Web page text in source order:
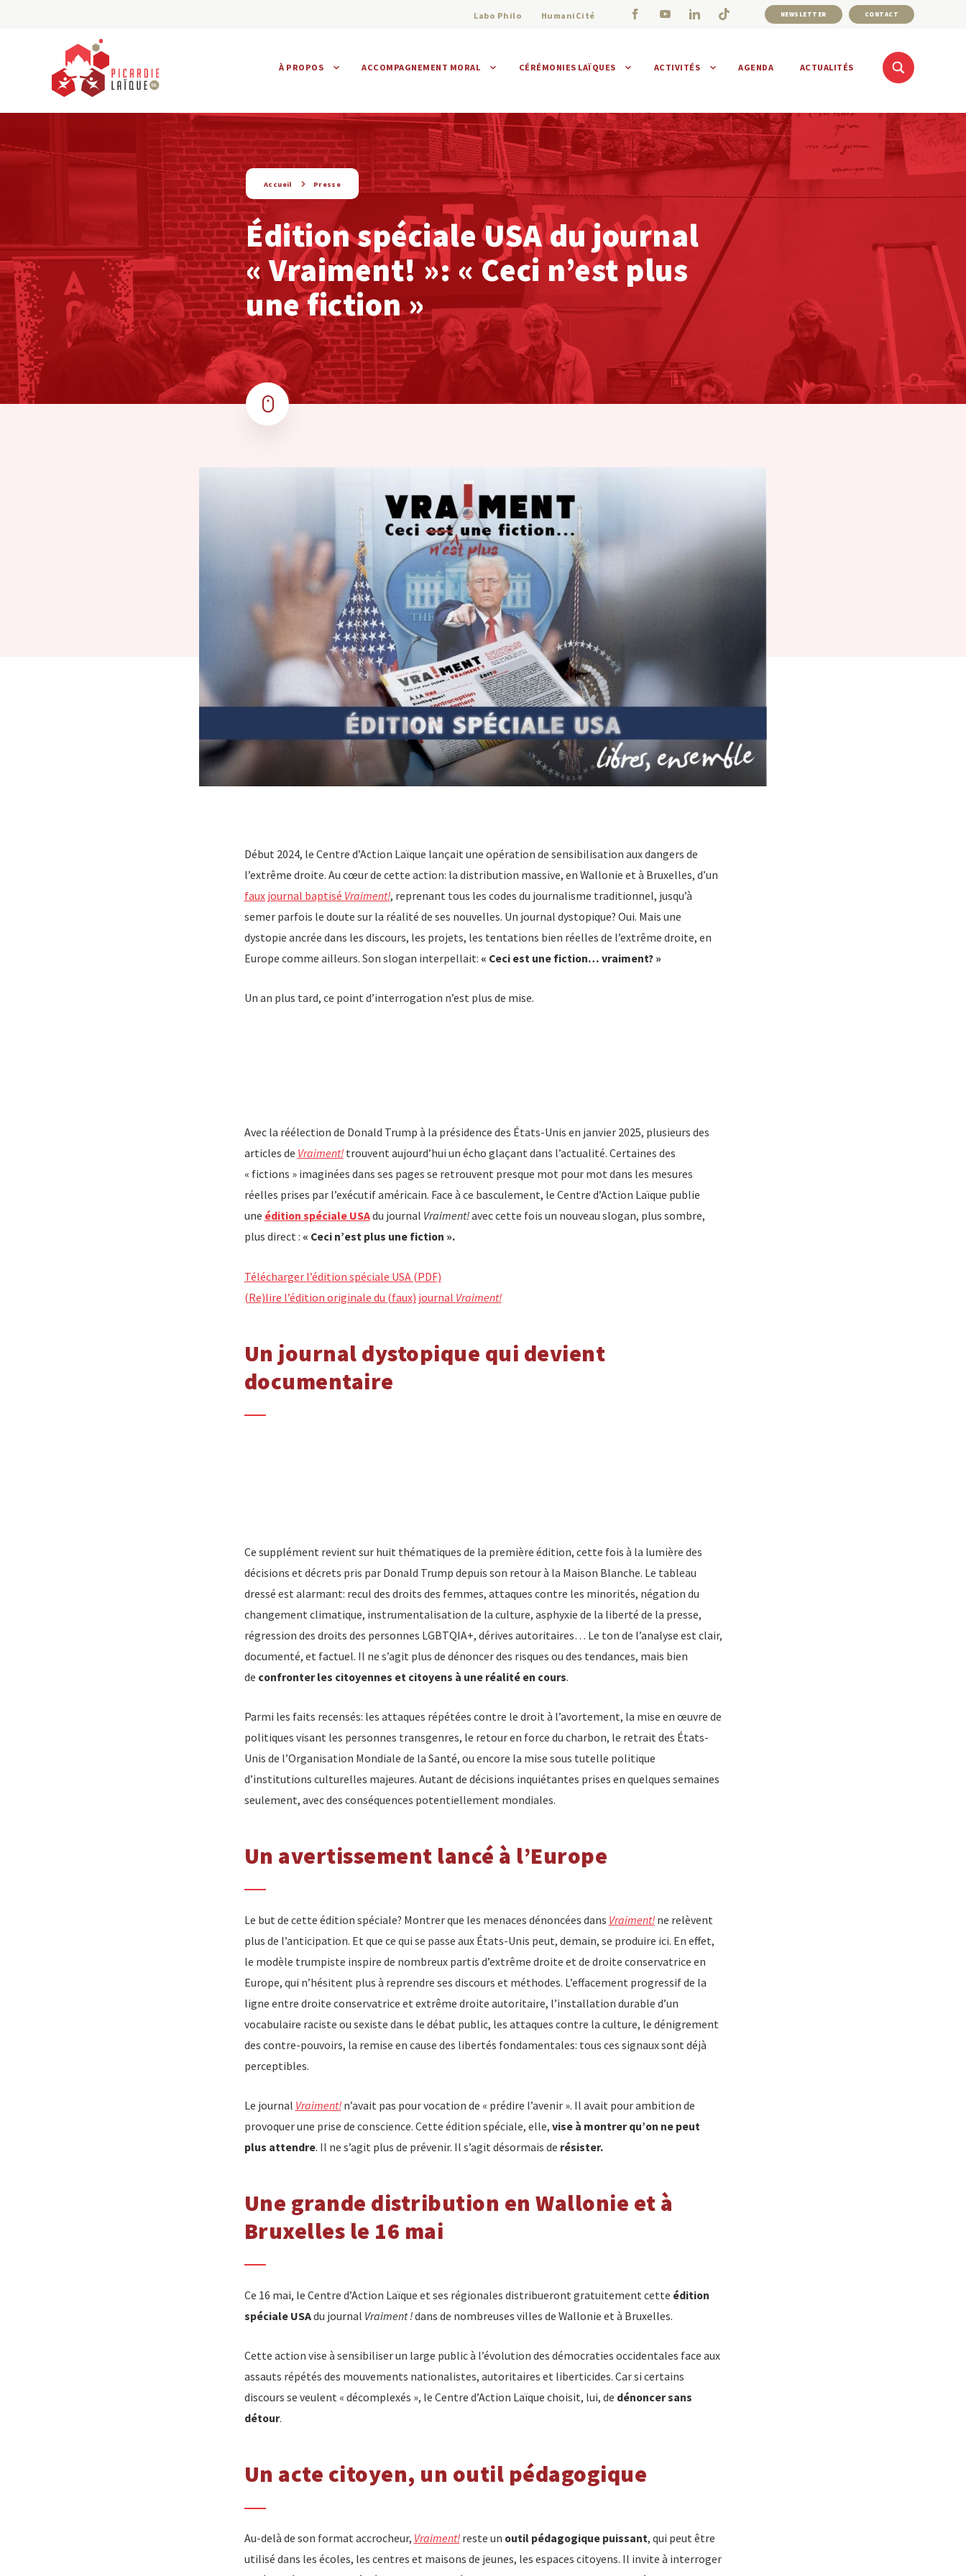
Labo Philo HumaniCité NEWSLETTER CONTACT
À PROPOS ACCOMPAGNEMENT MORAL
Assistance morale Individuelle
Collective
CÉRÉMONIES LAÏQUES ACTIVITÉS AGENDA ACTUALITÉS
Accueil Presse
Édition spéciale USA du journal
« Vraiment! »: « Ceci n’est plus
une fiction »
Début 2024, le Centre d’Action Laïque lançait une opération de sensibilisation aux dangers de
l’extrême droite. Au cœur de cette action: la distribution massive, en Wallonie et à Bruxelles, d’un
faux journal baptisé Vraiment!, reprenant tous les codes du journalisme traditionnel, jusqu’à
semer parfois le doute sur la réalité de ses nouvelles. Un journal dystopique? Oui. Mais une
dystopie ancrée dans les discours, les projets, les tentations bien réelles de l’extrême droite, en
Europe comme ailleurs. Son slogan interpellait: « Ceci est une fiction… vraiment? »
Un an plus tard, ce point d’interrogation n’est plus de mise.
Avec la réélection de Donald Trump à la présidence des États-Unis en janvier 2025, plusieurs des
articles de Vraiment!trouvent aujourd’hui un écho glaçant dans l’actualité. Certaines des
« fictions » imaginées dans ses pages se retrouvent presque mot pour mot dans les mesures
réelles prises par l’exécutif américain. Face à ce basculement, le Centre d’Action Laïque publie
une édition spéciale USAdu journal Vraiment!avec cette fois un nouveau slogan, plus sombre,
plus direct : « Ceci n’est plus une fiction ».
Télécharger l’édition spéciale USA (PDF)
(Re)lire l’édition originale du (faux) journal Vraiment!
Un journal dystopique qui devient
documentaire
Ce supplément revient sur huit thématiques de la première édition, cette fois à la lumière des
décisions et décrets pris par Donald Trump depuis son retour à la Maison Blanche. Le tableau
dressé est alarmant: recul des droits des femmes, attaques contre les minorités, négation du
changement climatique, instrumentalisation de la culture, asphyxie de la liberté de la presse,
régression des droits des personnes LGBTQIA+, dérives autoritaires… Le ton de l’analyse est clair,
documenté, et factuel. Il ne s’agit plus de dénoncer des risques ou des tendances, mais bien
de confronter les citoyennes et citoyens à une réalité en cours.
Parmi les faits recensés: les attaques répétées contre le droit à l’avortement, la mise en œuvre de
politiques visant les personnes transgenres, le retour en force du charbon, le retrait des États-
Unis de l’Organisation Mondiale de la Santé, ou encore la mise sous tutelle politique
d’institutions culturelles majeures. Autant de décisions inquiétantes prises en quelques semaines
seulement, avec des conséquences potentiellement mondiales.
Un avertissement lancé à l’Europe
Le but de cette édition spéciale? Montrer que les menaces dénoncées dans Vraiment!ne relèvent
plus de l’anticipation. Et que ce qui se passe aux États-Unis peut, demain, se produire ici. En effet,
le modèle trumpiste inspire de nombreux partis d’extrême droite et de droite conservatrice en
Europe, qui n’hésitent plus à reprendre ses discours et méthodes. L’effacement progressif de la
ligne entre droite conservatrice et extrême droite autoritaire, l’installation durable d’un
vocabulaire raciste ou sexiste dans le débat public, les attaques contre la culture, le dénigrement
des contre-pouvoirs, la remise en cause des libertés fondamentales: tous ces signaux sont déjà
perceptibles.
Le journal Vraiment!n’avait pas pour vocation de « prédire l’avenir ». Il avait pour ambition de
provoquer une prise de conscience. Cette édition spéciale, elle, vise à montrer qu’on ne peut
plus attendre. Il ne s’agit plus de prévenir. Il s’agit désormais de résister.
Une grande distribution en Wallonie et à
Bruxelles le 16 mai
Ce 16 mai, le Centre d’Action Laïque et ses régionales distribueront gratuitement cette édition
spéciale USAdu journal Vraiment !dans de nombreuses villes de Wallonie et à Bruxelles.
Cette action vise à sensibiliser un large public à l’évolution des démocraties occidentales face aux
assauts répétés des mouvements nationalistes, autoritaires et liberticides. Car si certains
discours se veulent « décomplexés », le Centre d’Action Laïque choisit, lui, de dénoncer sans
détour.
Un acte citoyen, un outil pédagogique
Au-delà de son format accrocheur, Vraiment!reste un outil pédagogique puissant, qui peut être
utilisé dans les écoles, les centres et maisons de jeunes, les espaces citoyens. Il invite à interroger